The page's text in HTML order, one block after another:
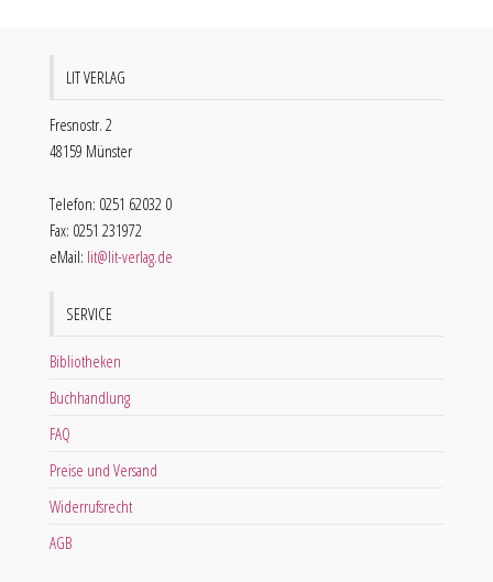
LIT VERLAG
Fresnostr. 2
48159 Münster
Telefon: 0251 62032 0
Fax: 0251 231972
eMail: lit@lit-verlag.de
SERVICE
Bibliotheken
Buchhandlung
FAQ
Preise und Versand
Widerrufsrecht
AGB